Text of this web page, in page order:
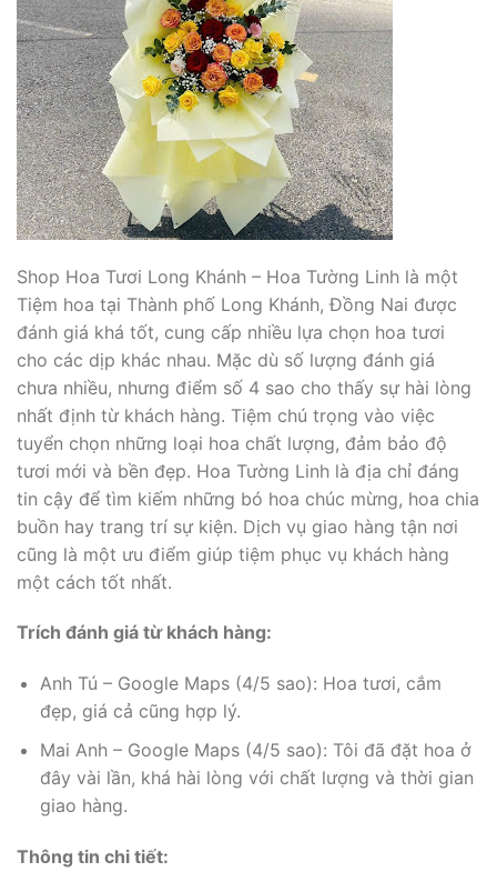
Shop Hoa Tươi Long Khánh – Hoa Tường Linh là một
Tiệm hoa tại Thành phố Long Khánh, Đồng Nai được
đánh giá khá tốt, cung cấp nhiều lựa chọn hoa tươi
cho các dịp khác nhau. Mặc dù số lượng đánh giá
chưa nhiều, nhưng điểm số 4 sao cho thấy sự hài lòng
nhất định từ khách hàng. Tiệm chú trọng vào việc
tuyển chọn những loại hoa chất lượng, đảm bảo độ
tươi mới và bền đẹp. Hoa Tường Linh là địa chỉ đáng
tin cậy để tìm kiếm những bó hoa chúc mừng, hoa chia
buồn hay trang trí sự kiện. Dịch vụ giao hàng tận nơi
cũng là một ưu điểm giúp tiệm phục vụ khách hàng
một cách tốt nhất.
Trích đánh giá từ khách hàng:
Anh Tú – Google Maps (4/5 sao): Hoa tươi, cắm
đẹp, giá cả cũng hợp lý.
Mai Anh – Google Maps (4/5 sao): Tôi đã đặt hoa ở
đây vài lần, khá hài lòng với chất lượng và thời gian
giao hàng.
Thông tin chi tiết: